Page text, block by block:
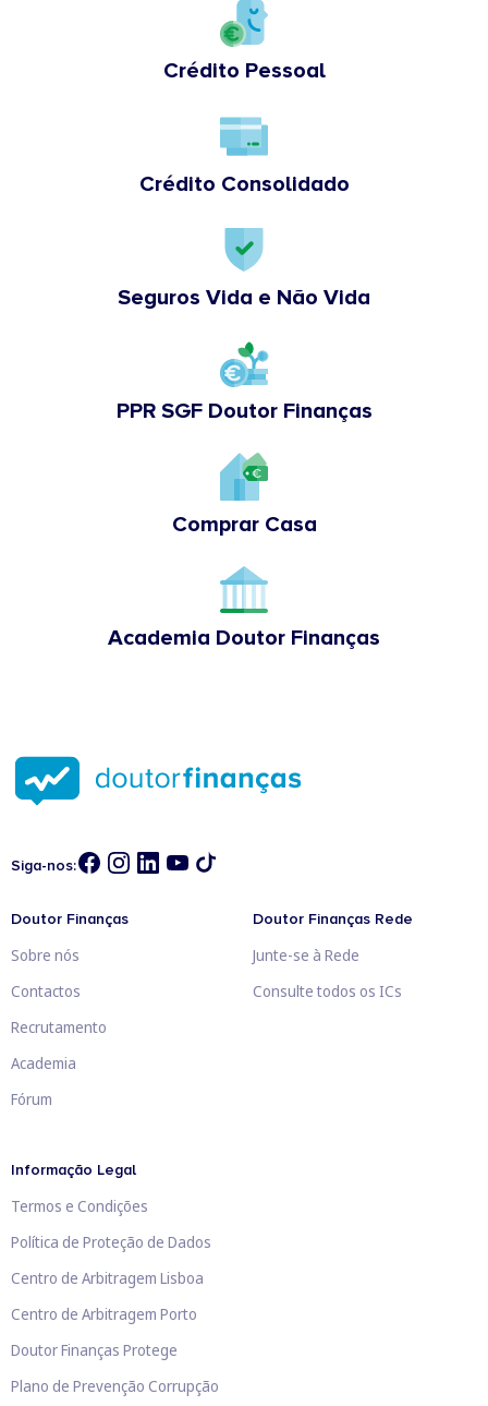
Crédito Pessoal
Crédito Consolidado
Seguros Vida e Não Vida
PPR SGF Doutor Finanças
Comprar Casa
Academia Doutor Finanças
Siga-nos:
Doutor Finanças
Sobre nós
Contactos
Recrutamento
Academia
Fórum
Doutor Finanças Rede
Junte-se à Rede
Consulte todos os ICs
Informação Legal
Termos e Condições
Política de Proteção de Dados
Centro de Arbitragem Lisboa
Centro de Arbitragem Porto
Doutor Finanças Protege
Plano de Prevenção Corrupção